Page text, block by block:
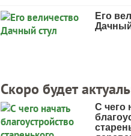
Его
Скоро будет
С чего